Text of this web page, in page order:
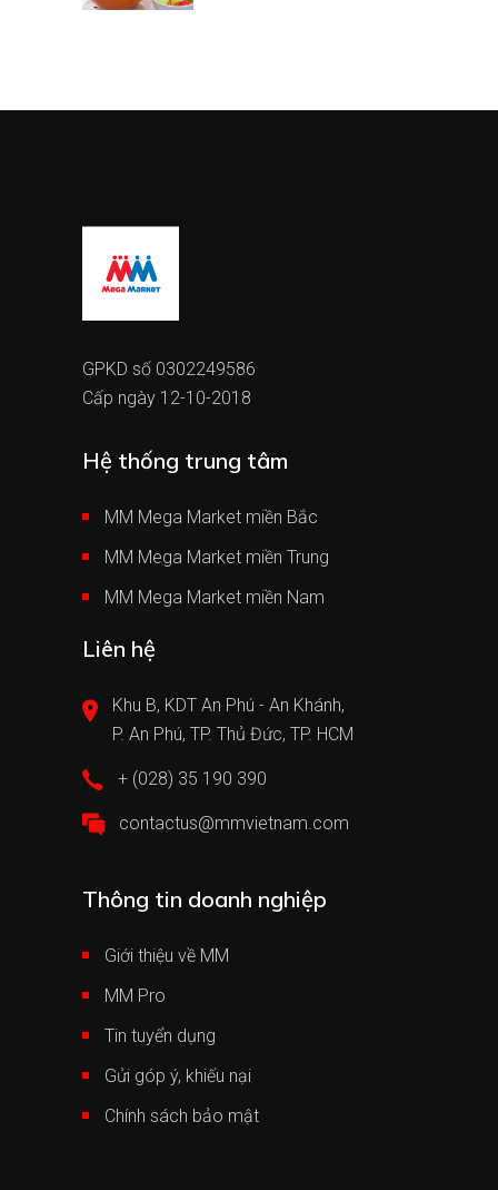
GPKD số 0302249586
Cấp ngày 12-10-2018
Hệ thống trung tâm
MM Mega Market miền Bắc
MM Mega Market miền Trung
MM Mega Market miền Nam
Liên hệ
Khu B, KDT An Phú - An Khánh,
P. An Phú, TP. Thủ Đức, TP. HCM
+ (028) 35 190 390
contactus@mmvietnam.com
Thông tin doanh nghiệp
Giới thiệu về MM
MM Pro
Tin tuyển dụng
Gửi góp ý, khiếu nại
Chính sách bảo mật